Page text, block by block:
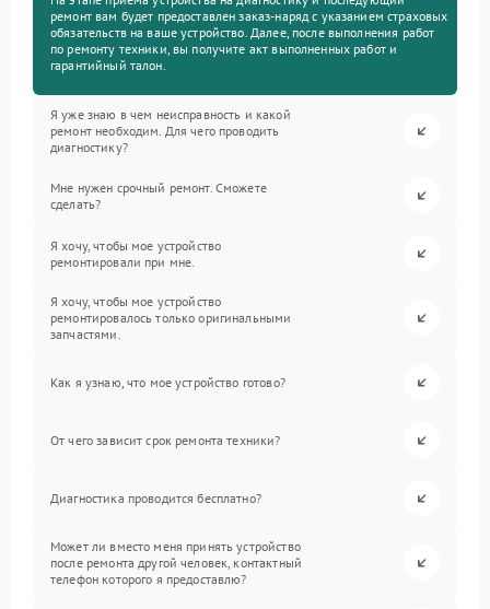
ремонт вам будет предоставлен заказ-наряд с указанием страховых
обязательств на ваше устройство. Далее, после выполнения работ
по ремонту техники, вы получите акт выполненных работ и
гарантийный талон.
Я уже знаю в чем неисправность и какой
ремонт необходим. Для чего проводить
диагностику?
Мне нужен срочный ремонт. Сможете
сделать?
Я хочу, чтобы мое устройство
ремонтировали при мне.
Я хочу, чтобы мое устройство
ремонтировалось только оригинальными
запчастями.
Как я узнаю, что мое устройство готово?
От чего зависит срок ремонта техники?
Диагностика проводится бесплатно?
Может ли вместо меня принять устройство
после ремонта другой человек, контактный
телефон которого я предоставлю?